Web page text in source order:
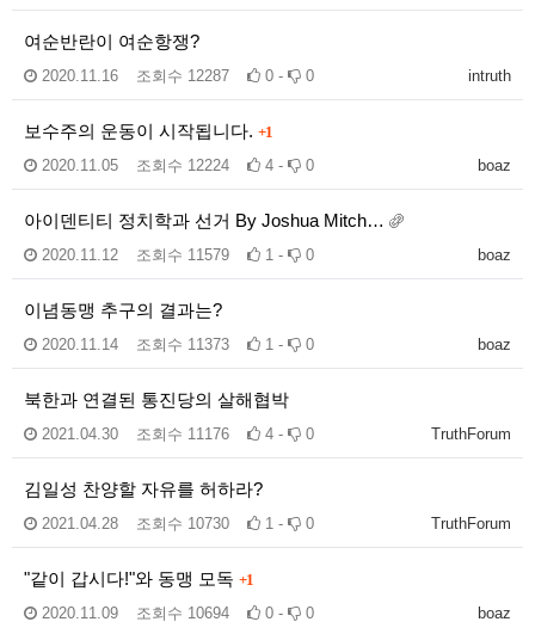
여순반란이 여순항쟁?
intruth
2020.11.16 조회수 12287 0 - 0
보수주의 운동이 시작됩니다. +1
boaz
2020.11.05 조회수 12224 4 - 0
아이덴티티 정치학과 선거 By Joshua Mitch…
boaz
2020.11.12 조회수 11579 1 - 0
이념동맹 추구의 결과는?
boaz
2020.11.14 조회수 11373 1 - 0
북한과 연결된 통진당의 살해협박
TruthForum
2021.04.30 조회수 11176 4 - 0
김일성 찬양할 자유를 허하라?
TruthForum
2021.04.28 조회수 10730 1 - 0
"같이 갑시다!"와 동맹 모독 +1
boaz
2020.11.09 조회수 10694 0 - 0